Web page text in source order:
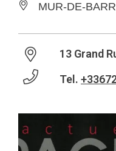
MUR-DE-
13 Grand
Tel.